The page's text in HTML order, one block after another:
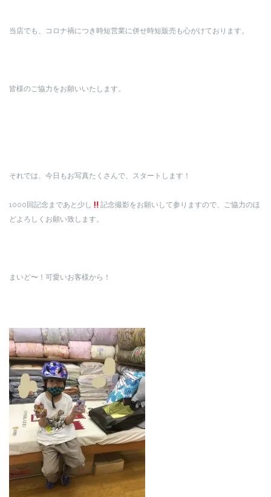
当店でも、コロナ禍につき時短営業に併せ時短販売も心がけております。
皆様のご協力をお願いいたします。
それでは、今日もお写真たくさんで、スタートします！
1000回記念まであと少し
記念撮影をお願いして参りますので、ご協力のほ
どよろしくお願い致します。
まいど〜！可愛いお客様から！